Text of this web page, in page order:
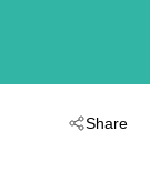
Share